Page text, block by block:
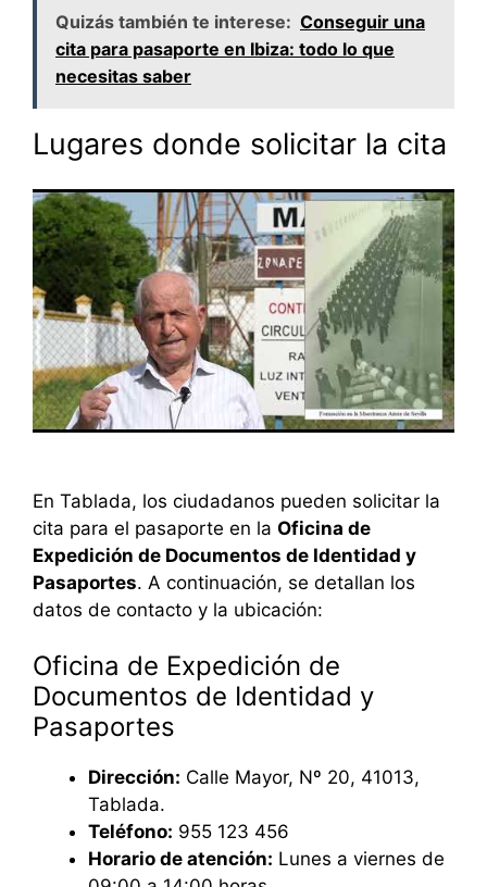
Quizás también te interese: Conseguir una
cita para pasaporte en Ibiza: todo lo que
necesitas saber
Lugares donde solicitar la cita
En Tablada, los ciudadanos pueden solicitar la
cita para el pasaporte en la Oficina de
Expedición de Documentos de Identidad y
Pasaportes. A continuación, se detallan los
datos de contacto y la ubicación:
Oficina de Expedición de
Documentos de Identidad y
Pasaportes
Dirección: Calle Mayor, Nº 20, 41013,
Tablada.
Teléfono: 955 123 456
Horario de atención: Lunes a viernes de